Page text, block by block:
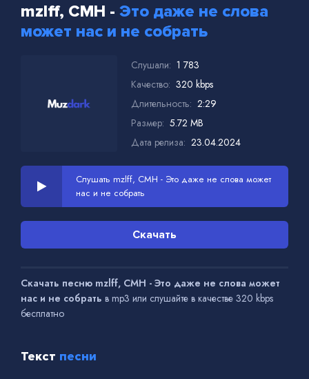
mzlff, CMH - Это даже не слова
может нас и не собрать
Слушали: 1 783
Качество: 320 kbps
Длительность: 2:29
Размер: 5.72 MB
Дата релиза: 23.04.2024
Слушать mzlff, CMH - Это даже не слова может
нас и не собрать
Скачать
Скачать песню mzlff, CMH - Это даже не слова может
нас и не собрать в mp3 или слушайте в качестве 320 kbps
бесплатно
Текст песни